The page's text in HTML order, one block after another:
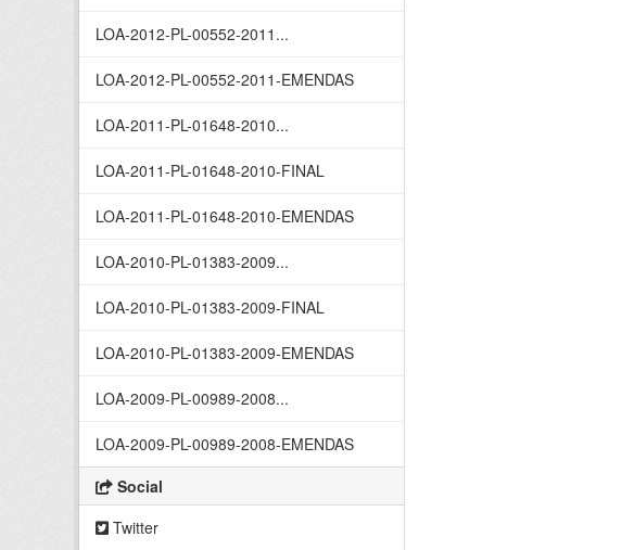
LOA-2012-PL-00552-2011...
LOA-2012-PL-00552-2011-EMENDAS
LOA-2011-PL-01648-2010...
LOA-2011-PL-01648-2010-FINAL
LOA-2011-PL-01648-2010-EMENDAS
LOA-2010-PL-01383-2009...
LOA-2010-PL-01383-2009-FINAL
LOA-2010-PL-01383-2009-EMENDAS
LOA-2009-PL-00989-2008...
LOA-2009-PL-00989-2008-EMENDAS
Social
Twitter